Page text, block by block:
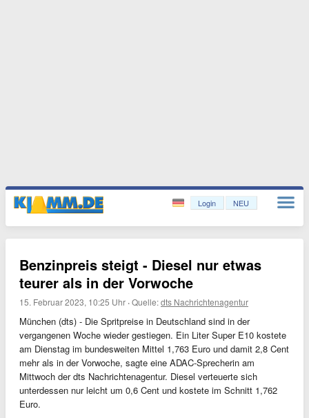
Login NEU
Benzinpreis steigt - Diesel nur etwas
teurer als in der Vorwoche
15. Februar 2023, 10:25 Uhr ·Quelle:dts Nachrichtenagentur
München (dts) - Die Spritpreise in Deutschland sind in der
vergangenen Woche wieder gestiegen. Ein Liter Super E10 kostete
am Dienstag im bundesweiten Mittel 1,763 Euro und damit 2,8 Cent
mehr als in der Vorwoche, sagte eine ADAC-Sprecherin am
Mittwoch der dts Nachrichtenagentur. Diesel verteuerte sich
unterdessen nur leicht um 0,6 Cent und kostete im Schnitt 1,762
Euro.